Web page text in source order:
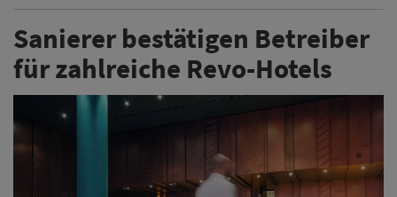
Sanierer bestätigen Betreiber
für zahlreiche Revo-Hotels